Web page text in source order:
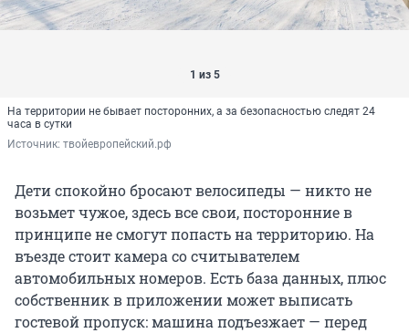
1 из 5
На территории не бывает посторонних, а за безопасностью следят 24
часа в сутки
Источник: твойевропейский.рф
Дети спокойно бросают велосипеды — никто не
возьмет чужое, здесь все свои, посторонние в
принципе не смогут попасть на территорию. На
въезде стоит камера со считывателем
автомобильных номеров. Есть база данных, плюс
собственник в приложении может выписать
гостевой пропуск: машина подъезжает — перед